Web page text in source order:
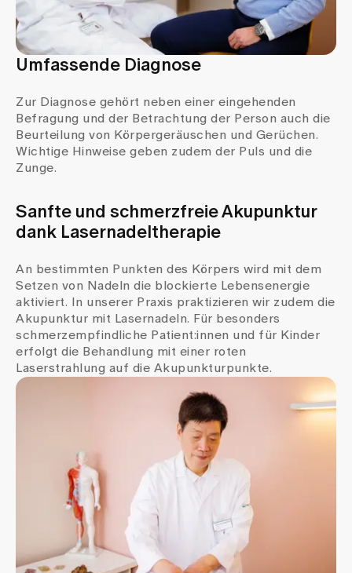
Umfassende Diagnose
Zur Diagnose gehört neben einer eingehenden
Befragung und der Betrachtung der Person auch die
Beurteilung von Körpergeräuschen und Gerüchen.
Wichtige Hinweise geben zudem der Puls und die
Zunge.
Sanfte und schmerzfreie Akupunktur
dank Lasernadeltherapie
An bestimmten Punkten des Körpers wird mit dem
Setzen von Nadeln die blockierte Lebensenergie
aktiviert. In unserer Praxis praktizieren wir zudem die
Akupunktur mit Lasernadeln. Für besonders
schmerzempfindliche Patient:innen und für Kinder
erfolgt die Behandlung mit einer roten
Laserstrahlung auf die Akupunkturpunkte.